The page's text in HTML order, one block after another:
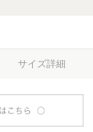
サイズ詳細